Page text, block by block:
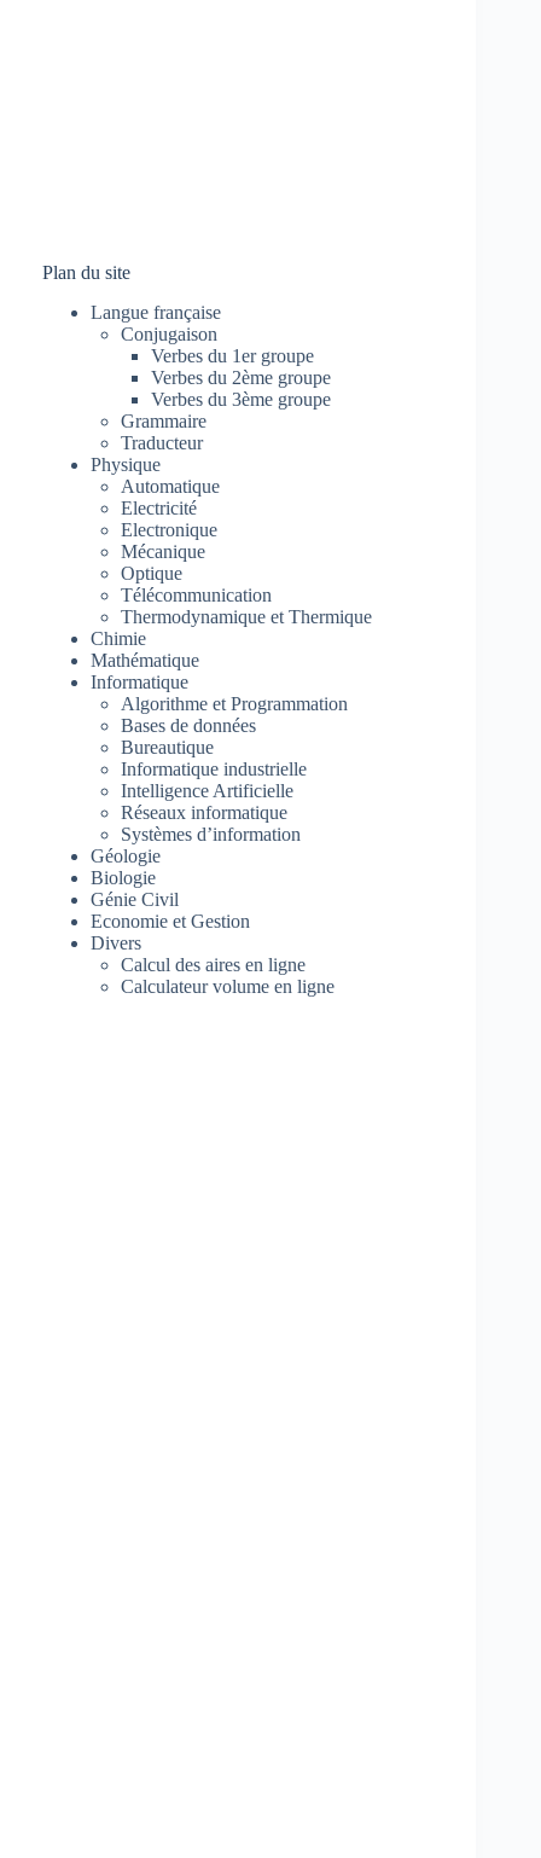
Plan du site
Langue française
Conjugaison
Verbes du 1er groupe
Verbes du 2ème groupe
Verbes du 3ème groupe
Grammaire
Traducteur
Physique
Automatique
Electricité
Electronique
Mécanique
Optique
Télécommunication
Thermodynamique et Thermique
Chimie
Mathématique
Informatique
Algorithme et Programmation
Bases de données
Bureautique
Informatique industrielle
Intelligence Artificielle
Réseaux informatique
Systèmes d’information
Géologie
Biologie
Génie Civil
Economie et Gestion
Divers
Calcul des aires en ligne
Calculateur volume en ligne